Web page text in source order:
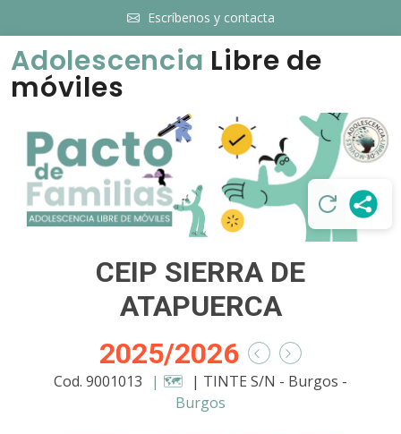
Escríbenos y contacta
Adolescencia Libre de
móviles
CEIP SIERRA DE
ATAPUERCA
2025/2026
Cod. 9001013 | 🗺️ | TINTE S/N - Burgos -
Burgos